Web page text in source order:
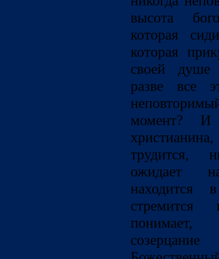
высота
которая
которая
своей душе
разве все
момент?
христианина,
трудится,
ожидает
находится
понимает,